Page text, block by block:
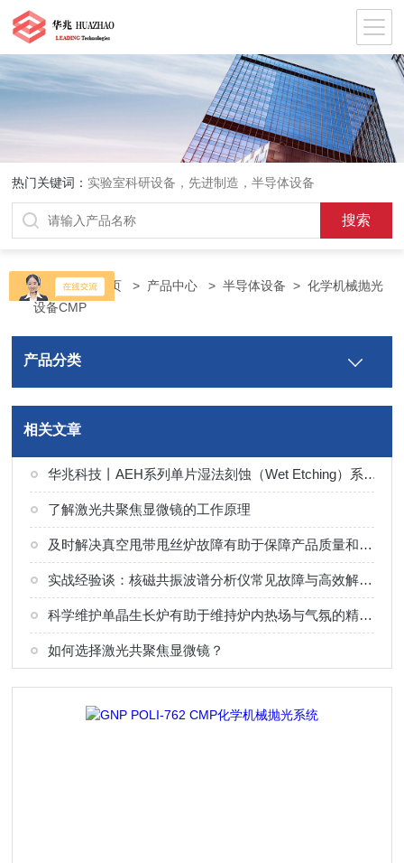
热门关键词： 实验室科研设备，先进制造，半导体设备
当前位置：首页 > 产品中心 >半导体设备 >化学机械抛光
设备CMP
产品分类
相关文章
华兆科技丨AEH系列单片湿法刻蚀（Wet Etching）系统解决方案
了解激光共聚焦显微镜的工作原理
及时解决真空甩带甩丝炉故障有助于保障产品质量和设备稳定运行
实战经验谈：核磁共振波谱分析仪常见故障与高效解决技巧
科学维护单晶生长炉有助于维持炉内热场与气氛的精确控制
如何选择激光共聚焦显微镜？